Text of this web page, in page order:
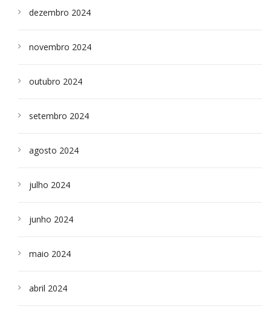
dezembro 2024
novembro 2024
outubro 2024
setembro 2024
agosto 2024
julho 2024
junho 2024
maio 2024
abril 2024